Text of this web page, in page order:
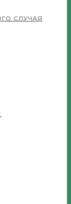
СЛУЧАЯ